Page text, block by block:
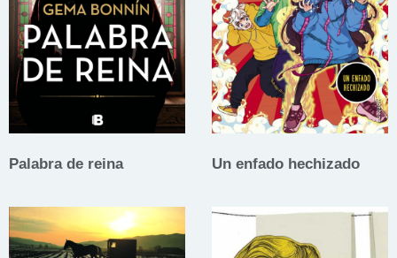
Palabra de reina Un enfado hechizado